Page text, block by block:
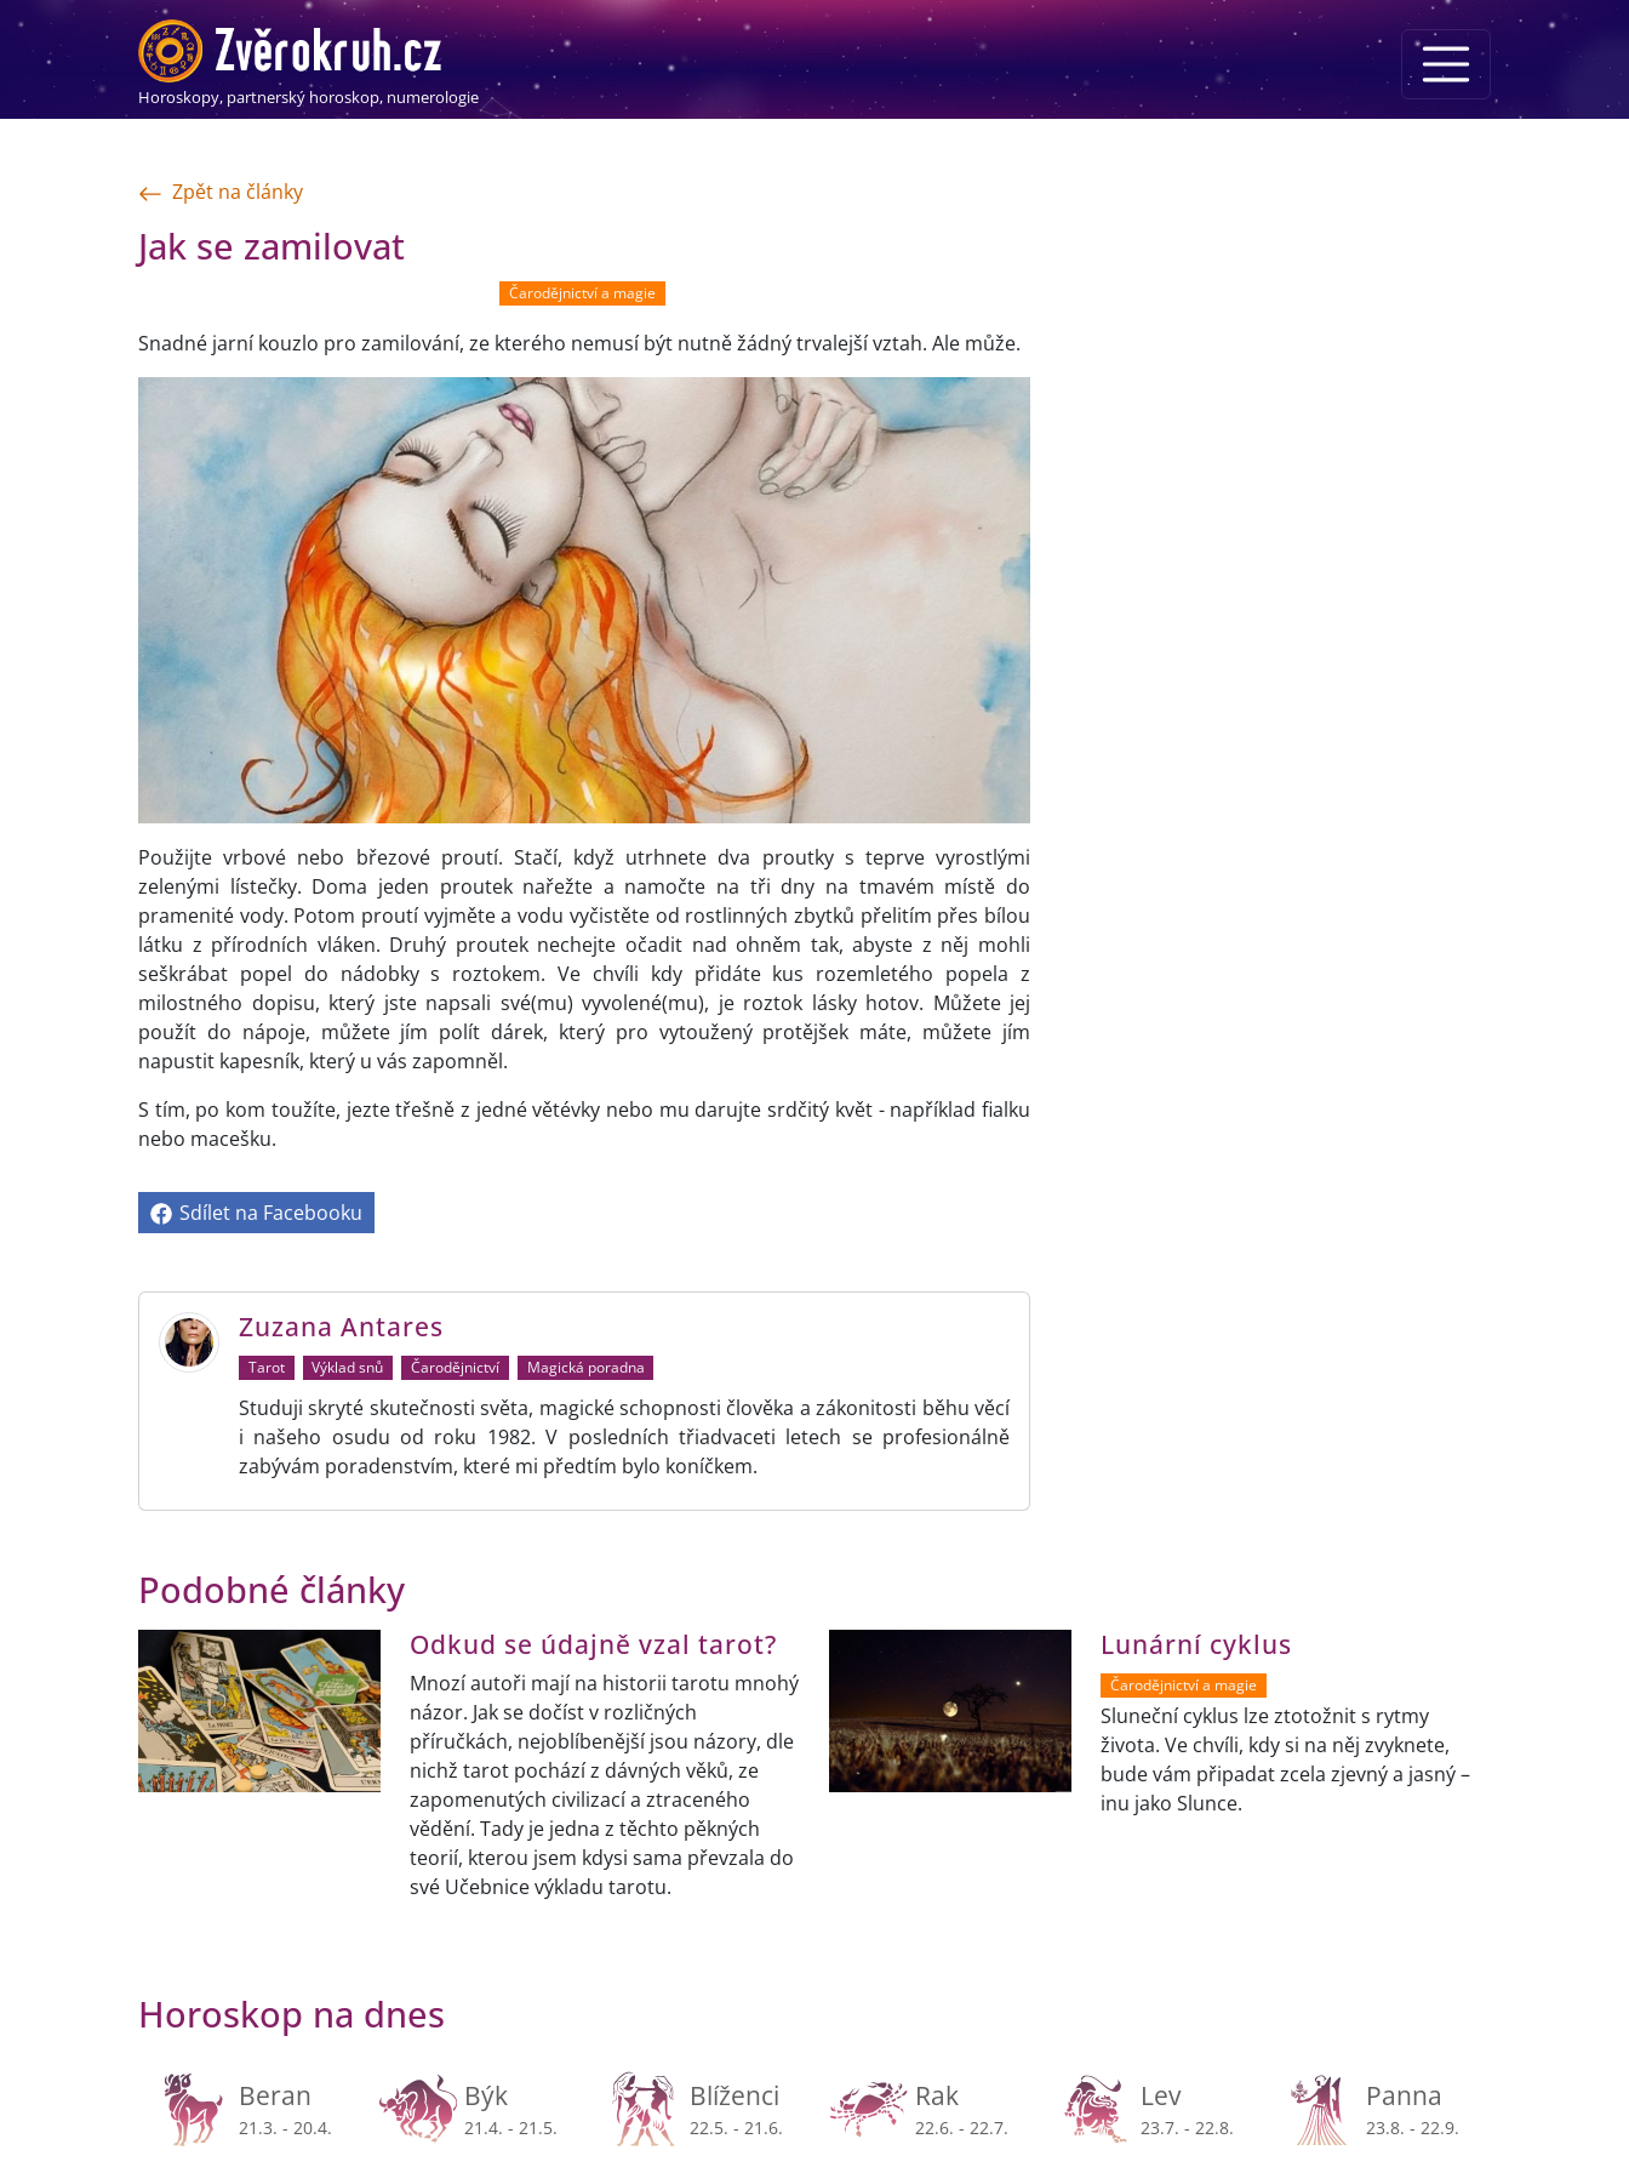
Horoskopy, partnerský horoskop, numerologie
Zpět na články
Jak se zamilovat
Čarodějnictví a magie
Snadné jarní kouzlo pro zamilování, ze kterého nemusí být nutně žádný trvalejší vztah. Ale může.
Použijte vrbové nebo březové proutí. Stačí, když utrhnete dva proutky s teprve vyrostlými
zelenými lístečky. Doma jeden proutek nařežte a namočte na tři dny na tmavém místě do
pramenité vody. Potom proutí vyjměte a vodu vyčistěte od rostlinných zbytků přelitím přes bílou
látku z přírodních vláken. Druhý proutek nechejte očadit nad ohněm tak, abyste z něj mohli
seškrábat popel do nádobky s roztokem. Ve chvíli kdy přidáte kus rozemletého popela z
milostného dopisu, který jste napsali své(mu) vyvolené(mu), je roztok lásky hotov. Můžete jej
použít do nápoje, můžete jím polít dárek, který pro vytoužený protějšek máte, můžete jím
napustit kapesník, který u vás zapomněl.
S tím, po kom toužíte, jezte třešně z jedné větévky nebo mu darujte srdčitý květ - například fialku
nebo macešku.
Sdílet na Facebooku
Zuzana Antares
Tarot Výklad snů Čarodějnictví Magická poradna
Studuji skryté skutečnosti světa, magické schopnosti člověka a zákonitosti běhu věcí
i našeho osudu od roku 1982. V posledních třiadvaceti letech se profesionálně
zabývám poradenstvím, které mi předtím bylo koníčkem.
Podobné články
Odkud se údajně vzal tarot?
Mnozí autoři mají na historii tarotu mnohý
názor. Jak se dočíst v rozličných
příručkách, nejoblíbenější jsou názory, dle
nichž tarot pochází z dávných věků, ze
zapomenutých civilizací a ztraceného
vědění. Tady je jedna z těchto pěkných
teorií, kterou jsem kdysi sama převzala do
své Učebnice výkladu tarotu.
Lunární cyklus
Čarodějnictví a magie
Sluneční cyklus lze ztotožnit s rytmy
života. Ve chvíli, kdy si na něj zvyknete,
bude vám připadat zcela zjevný a jasný –
inu jako Slunce.
Horoskop na dnes
Beran
21.3. - 20.4.
Býk
21.4. - 21.5.
Blíženci
22.5. - 21.6.
Rak
22.6. - 22.7.
Lev
23.7. - 22.8.
Panna
23.8. - 22.9.